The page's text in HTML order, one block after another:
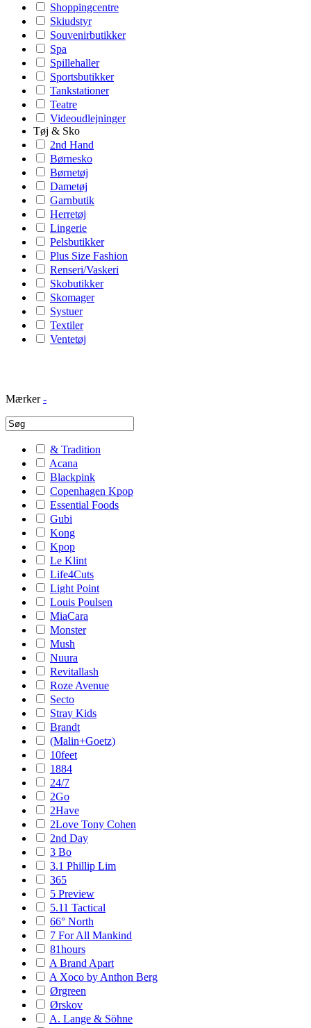
Shoppingcentre
Skiudstyr
Souvenirbutikker
Spa
Spillehaller
Sportsbutikker
Tankstationer
Teatre
Videoudlejninger
Tøj & Sko
2nd Hand
Børnesko
Børnetøj
Dametøj
Garnbutik
Herretøj
Lingerie
Pelsbutikker
Plus Size Fashion
Renseri/Vaskeri
Skobutikker
Skomager
Systuer
Textiler
Ventetøj
Mærker -
& Tradition
Acana
Blackpink
Copenhagen Kpop
Essential Foods
Gubi
Kong
Kpop
Le Klint
Life4Cuts
Light Point
Louis Poulsen
MiaCara
Monster
Mush
Nuura
Revitallash
Roze Avenue
Secto
Stray Kids
Brandt
(Malin+Goetz)
10feet
1884
24/7
2Go
2Have
2Love Tony Cohen
2nd Day
3 Bo
3.1 Phillip Lim
365
5 Preview
5.11 Tactical
66° North
7 For All Mankind
81hours
A Brand Apart
A Xoco by Anthon Berg
Ørgreen
Ørskov
A. Lange & Söhne